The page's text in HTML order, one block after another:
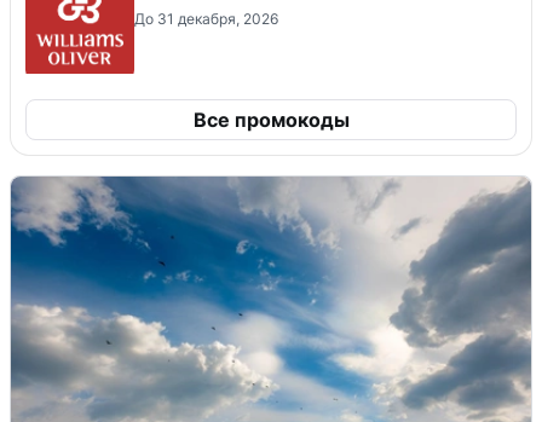
До 31 декабря, 2026
Все промокоды